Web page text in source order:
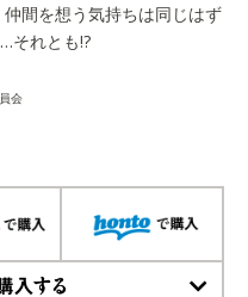
間を想う気持ちは同じはず
それとも!?
会